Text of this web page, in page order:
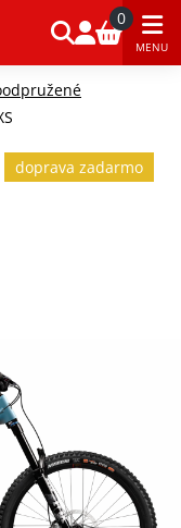
0
MENU
doprava zadarmo